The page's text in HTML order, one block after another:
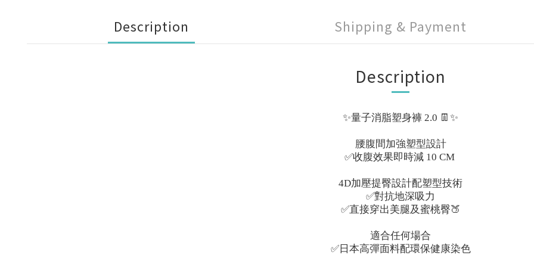
Description Shipping & Payment
Description
✨量子消脂塑身褲 2.0 👖✨
腰腹間加強塑型設計
✅收腹效果即時減 10 CM
4D加壓提臀設計配塑型技術
✅對抗地深吸力
✅直接穿出美腿及蜜桃臀🍑
適合任何場合
✅日本高彈面料配環保健康染色